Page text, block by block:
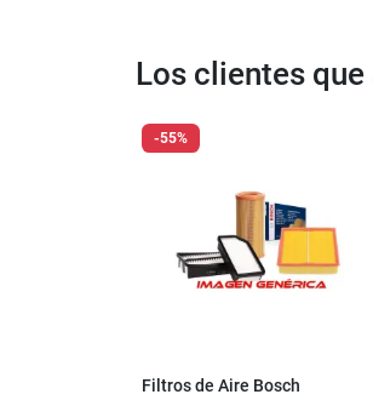
Los clientes
-55%
Filtros de Aire Bosch